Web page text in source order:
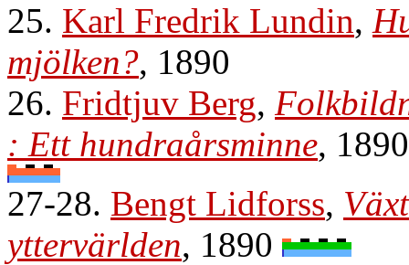
25. Karl Fredrik Lundin,
mjölken?, 1890
26. Fridtjuv Berg,
: Ett hundraårsminne,
27-28. Bengt Lidforss,
yttervärlden, 1890